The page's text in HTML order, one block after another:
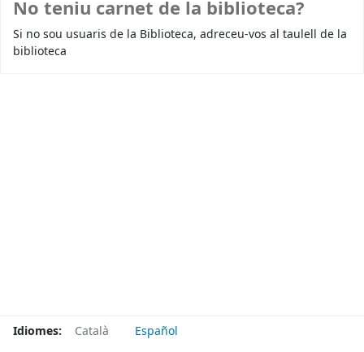
No teniu carnet de la biblioteca?
Si no sou usuaris de la Biblioteca, adreceu-vos al taulell de la
biblioteca
Idiomes: Català Español